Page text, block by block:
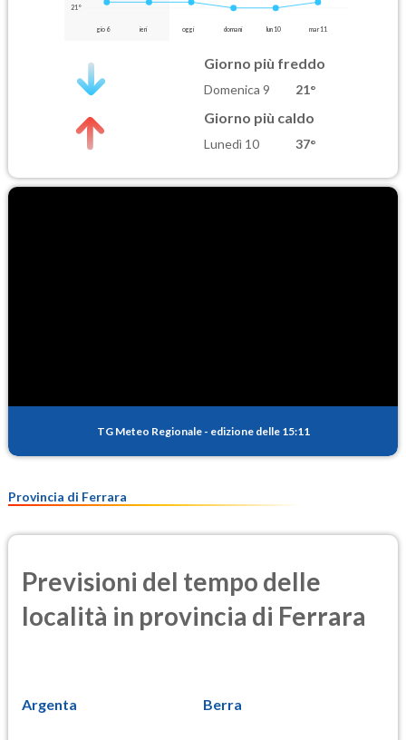
21°
gio 6 ieri oggi domani lun 10 mar 11
Giorno più freddo
Domenica 9 21°
Giorno più caldo
Lunedì 10 37°
TG Meteo Regionale - edizione delle 15:11
Provincia di Ferrara
Previsioni del tempo delle
località in provincia di Ferrara
Argenta Berra